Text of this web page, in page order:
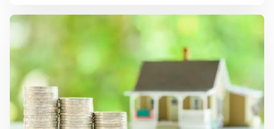
Lees meer over Ouderen willen helemaal geen hogere erfbelasting